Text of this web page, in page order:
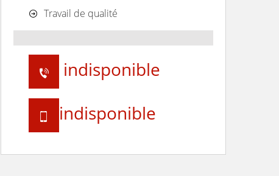
Travail de qualité
indisponible
indisponible